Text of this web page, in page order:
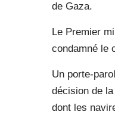
de Gaza.
Le Premier
condamné le
Un porte-
décision de
dont les